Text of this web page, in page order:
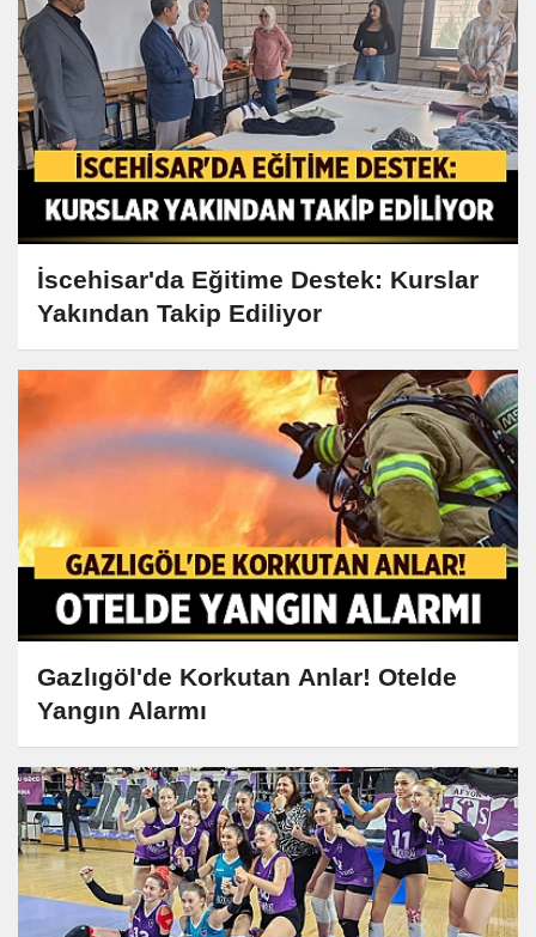
İscehisar'da Eğitime Destek: Kurslar
Yakından Takip Ediliyor
Gazlıgöl'de Korkutan Anlar! Otelde
Yangın Alarmı